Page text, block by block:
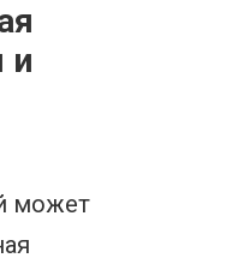
и
может